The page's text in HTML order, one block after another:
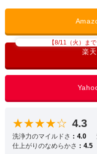
【8/11（火）ま
★★★★☆ 4.3
洗浄力のマイルドさ 4.0
仕上がりのなめらかさ
4.5